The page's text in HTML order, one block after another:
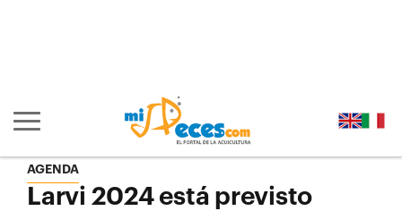
Mostrar/ocultar navegación principal
AGENDA
Larvi 2024 está previsto